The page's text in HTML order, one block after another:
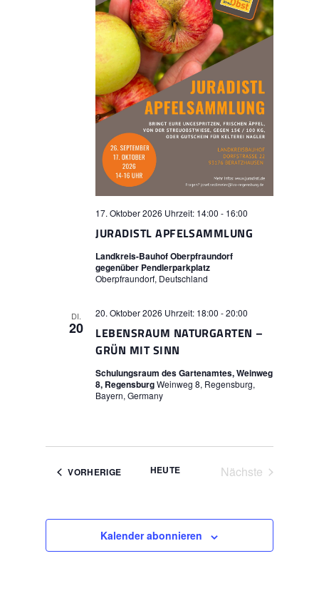
JURADISTL APFELSAMMLUNG
17. Oktober 2026 Uhrzeit: 14:00 - 16:00
Landkreis-Bauhof Oberpfraundorf
gegenüber Pendlerparkplatz
Oberpfraundorf, Deutschland
DI.
20
LEBENSRAUM NATURGARTEN –
GRÜN MIT SINN
20. Oktober 2026 Uhrzeit: 18:00 -20:00
Schulungsraum des Gartenamtes, Weinweg
8, RegensburgWeinweg 8, Regensburg,
Bayern, Germany
VORHERIGEVERANSTALTUNGEN
HEUTE
Nächste
Kalender abonnieren